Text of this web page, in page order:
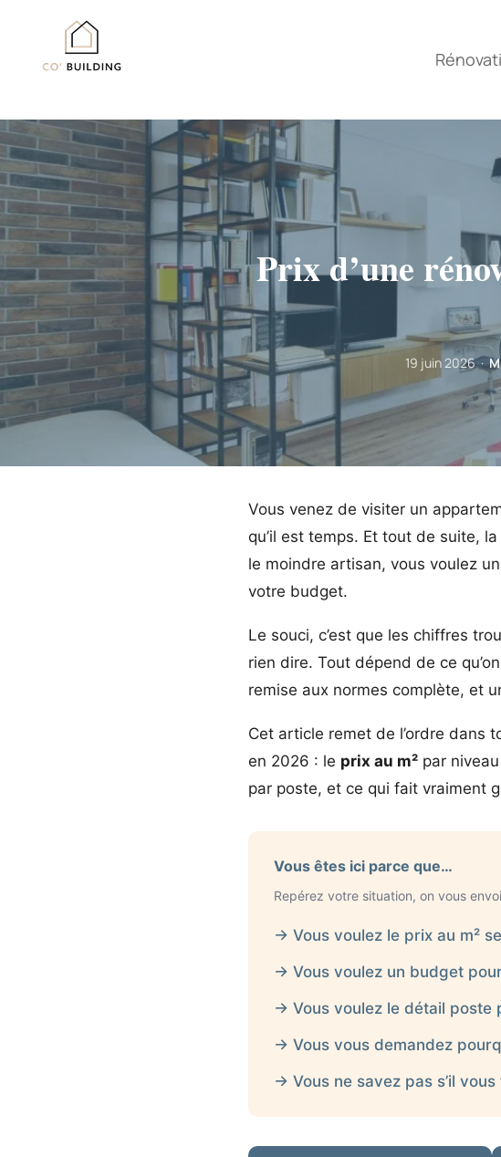
Prix d’une
19 juin 2026 ·
Vous venez de visiter un
qu’il est temps. Et tout de suite,
le moindre artisan, vous voulez
votre budget.
Le souci, c’est que les chiffres
rien dire. Tout dépend de ce
remise aux normes complète, et
Cet article remet de l’ordre dans
en 2026 : le prix au m² par
par poste, et ce qui fait vraiment
Vous êtes ici parce que…
Repérez votre situation, on vous
→ Vous voulez le prix au m²
→ Vous voulez un budget
→ Vous voulez le détail poste
→ Vous vous demandez
→ Vous ne savez pas s’il